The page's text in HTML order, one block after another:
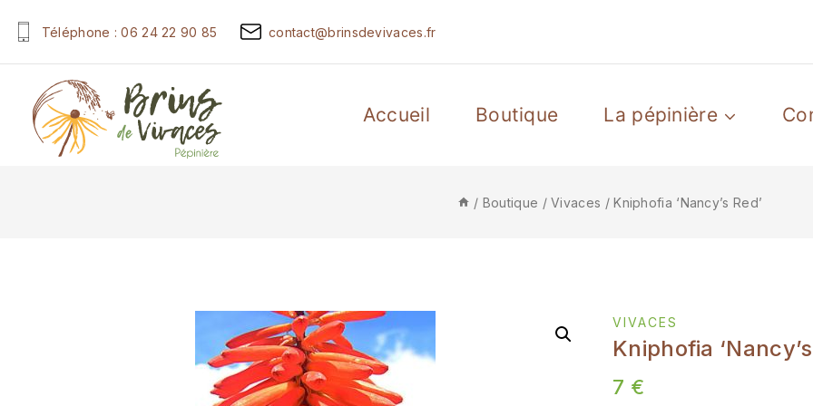
Téléphone : 06 24 22 90 85 contact@brinsdevivaces.fr
Accueil Boutique La pépinière
/ Boutique / Vivaces / Kniphofia ‘Nancy’s Red’
VIVACES
Kniphofia
7 €